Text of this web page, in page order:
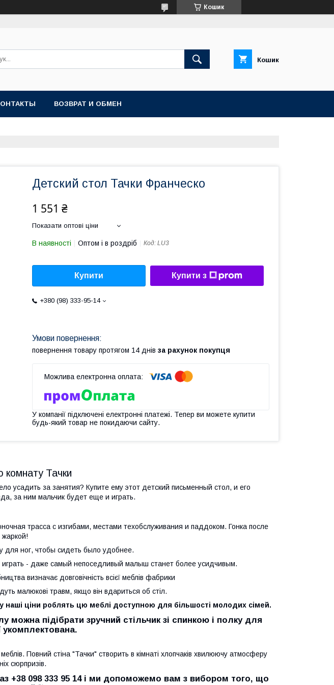
Кошик
Кошик
ВОЗВРАТ И ОБМЕН
Детский стол Тачки Франческо
1 551 ₴
Показати оптові ціни
В наявності Оптом і в роздріб Код: LU3
Купити Купити з
+380 (98) 333-95-14
повернення товару протягом 14 днів за рахунок покупця
У компанії підключені електронні платежі. Тепер ви можете купити
будь-який товар не покидаючи сайту.
комнату Тачки
усадить за занятия? Купите ему этот детский письменный стол, и его
за ним мальчик будет еще и играть.
трасса с изгибами, местами техобслуживания и паддоком. Гонка после
для ног, чтобы сидеть было удобнее.
играть - даже самый непоседливый малыш станет более усидчивым.
визначає довговічність всієї меблів фабрики
малюкові травм, якщо він вдариться об стіл.
ціни роблять цю меблі доступною для більшості молодих сімей.
можна підібрати зручний стільчик зі спинкою і полку для
укомплектована.
Повний стіна "Тачки" створить в кімнаті хлопчаків хвилюючу атмосферу
сюрпризів.
+38 098 333 95 14 і ми допоможемо вам з вибором того, що